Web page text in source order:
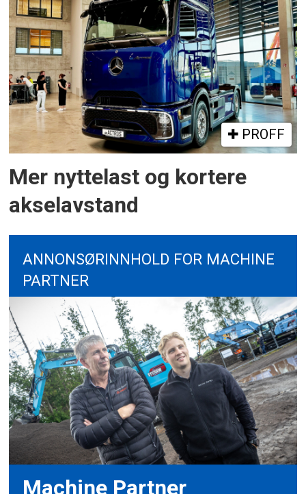
PROFF
Mer nyttelast og kortere
akselavstand
ANNONSØRINNHOLD FOR MACHINE
PARTNER
Machine Partner